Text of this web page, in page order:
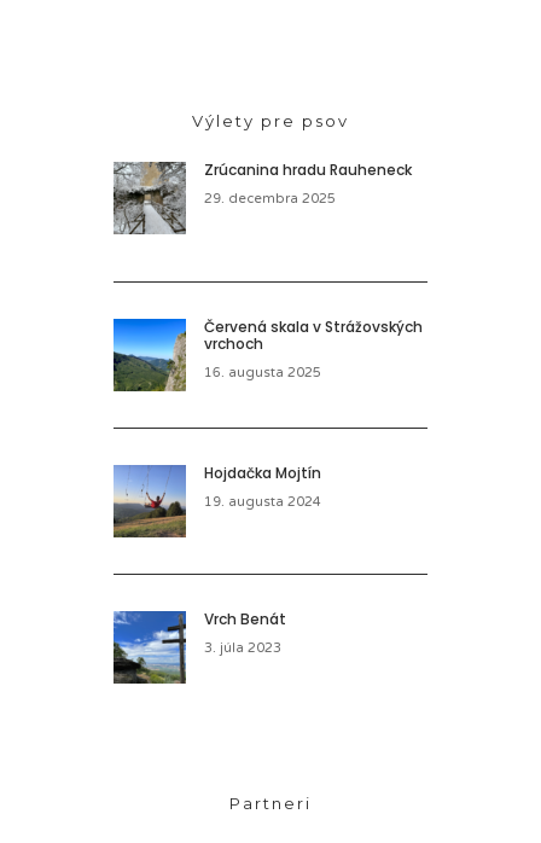
Výlety pre psov
Zrúcanina hradu Rauheneck
29. decembra 2025
Červená skala v Strážovských
vrchoch
16. augusta 2025
Hojdačka Mojtín
19. augusta 2024
Vrch Benát
3. júla 2023
Partneri